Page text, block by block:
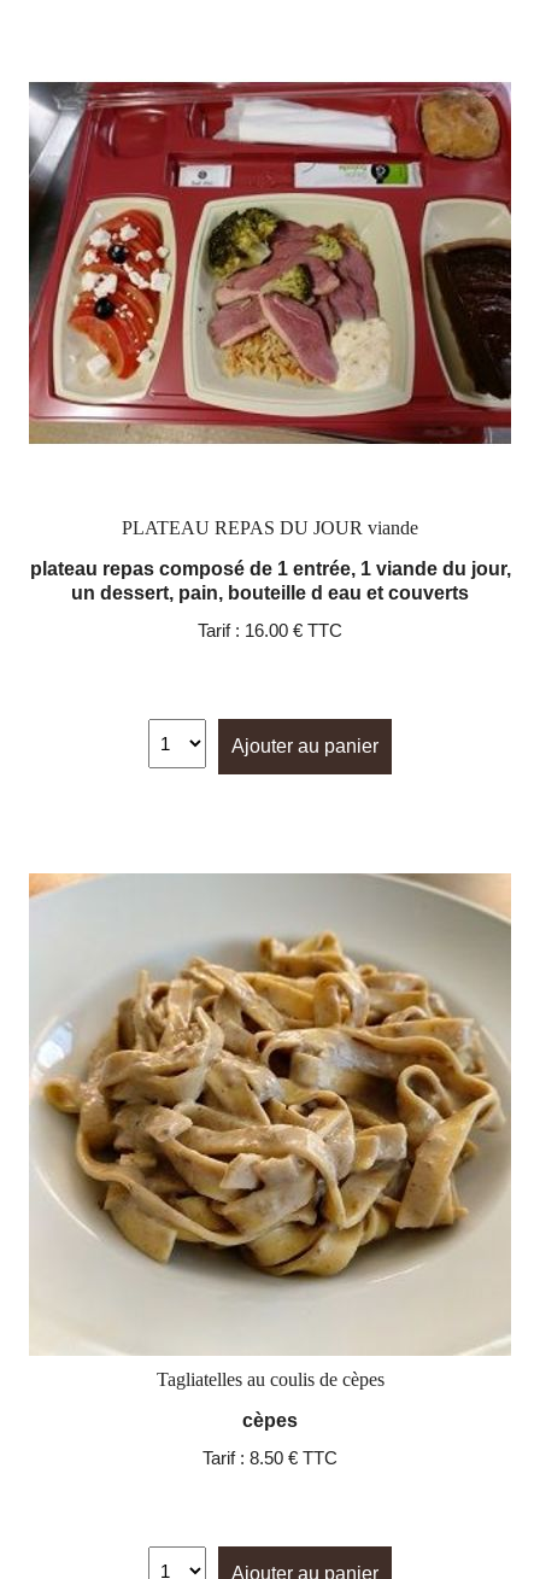
PLATEAU REPAS DU JOUR viande
plateau repas composé de 1 entrée, 1 viande du jour,
un dessert, pain, bouteille d eau et couverts
Tarif : 16.00 € TTC
Ajouter au panier
Tagliatelles au coulis de cèpes
cèpes
Tarif : 8.50 € TTC
Ajouter au panier